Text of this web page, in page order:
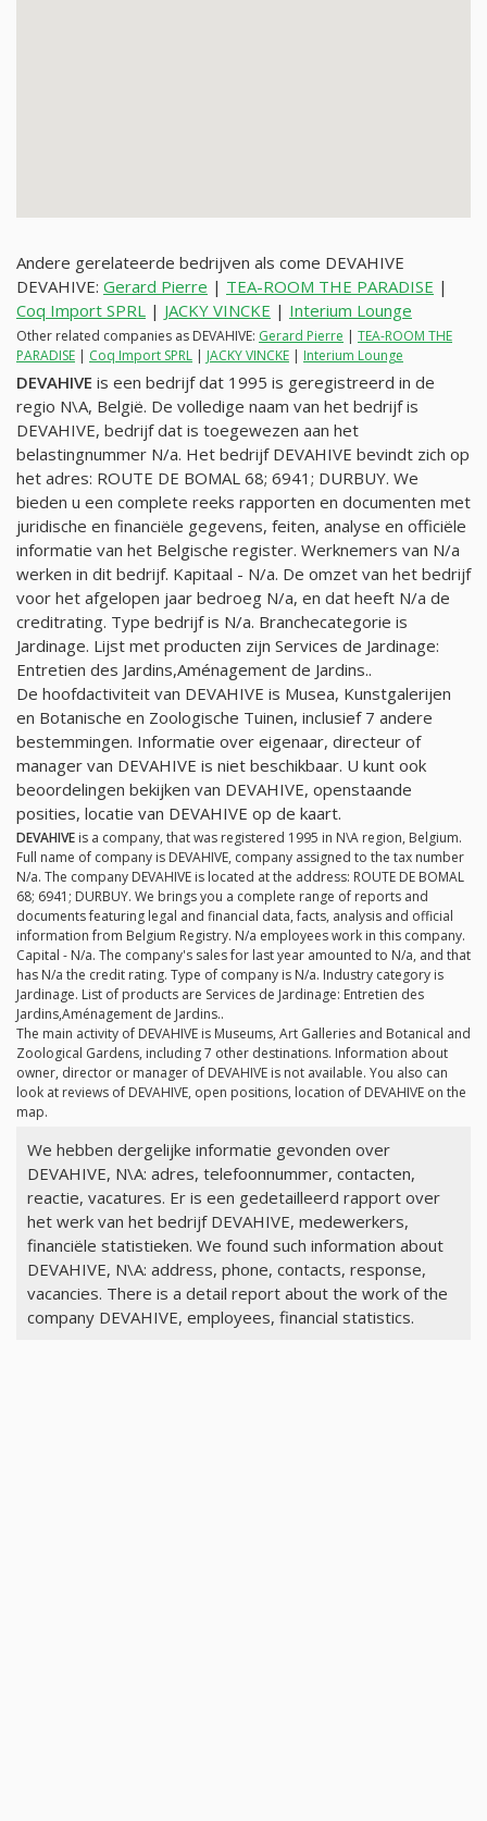
Andere gerelateerde bedrijven als come DEVAHIVE
DEVAHIVE: Gerard Pierre | TEA-ROOM THE PARADISE |
Coq Import SPRL | JACKY VINCKE | Interium Lounge
Other related companies as DEVAHIVE: Gerard Pierre | TEA-ROOM THE
PARADISE | Coq Import SPRL | JACKY VINCKE | Interium Lounge
DEVAHIVE is een bedrijf dat 1995 is geregistreerd in de
regio N\A, België. De volledige naam van het bedrijf is
DEVAHIVE, bedrijf dat is toegewezen aan het
belastingnummer N/a. Het bedrijf DEVAHIVE bevindt zich op
het adres: ROUTE DE BOMAL 68; 6941; DURBUY. We
bieden u een complete reeks rapporten en documenten met
juridische en financiële gegevens, feiten, analyse en officiële
informatie van het Belgische register. Werknemers van N/a
werken in dit bedrijf. Kapitaal - N/a. De omzet van het bedrijf
voor het afgelopen jaar bedroeg N/a, en dat heeft N/a de
creditrating. Type bedrijf is N/a. Branchecategorie is
Jardinage. Lijst met producten zijn Services de Jardinage:
Entretien des Jardins,Aménagement de Jardins..
De hoofdactiviteit van DEVAHIVE is Musea, Kunstgalerijen
en Botanische en Zoologische Tuinen, inclusief 7 andere
bestemmingen. Informatie over eigenaar, directeur of
manager van DEVAHIVE is niet beschikbaar. U kunt ook
beoordelingen bekijken van DEVAHIVE, openstaande
posities, locatie van DEVAHIVE op de kaart.
DEVAHIVE is a company, that was registered 1995 in N\A region, Belgium.
Full name of company is DEVAHIVE, company assigned to the tax number
N/a. The company DEVAHIVE is located at the address: ROUTE DE BOMAL
68; 6941; DURBUY. We brings you a complete range of reports and
documents featuring legal and financial data, facts, analysis and official
information from Belgium Registry. N/a employees work in this company.
Capital - N/a. The company's sales for last year amounted to N/a, and that
has N/a the credit rating. Type of company is N/a. Industry category is
Jardinage. List of products are Services de Jardinage: Entretien des
Jardins,Aménagement de Jardins..
The main activity of DEVAHIVE is Museums, Art Galleries and Botanical and
Zoological Gardens, including 7 other destinations. Information about
owner, director or manager of DEVAHIVE is not available. You also can
look at reviews of DEVAHIVE, open positions, location of DEVAHIVE on the
map.
We hebben dergelijke informatie gevonden over
DEVAHIVE, N\A: adres, telefoonnummer, contacten,
reactie, vacatures. Er is een gedetailleerd rapport over
het werk van het bedrijf DEVAHIVE, medewerkers,
financiële statistieken. We found such information about
DEVAHIVE, N\A: address, phone, contacts, response,
vacancies. There is a detail report about the work of the
company DEVAHIVE, employees, financial statistics.